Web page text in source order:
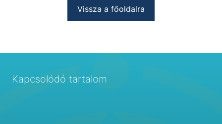
Vissza a főoldalra
Kapcsolódó tartalom